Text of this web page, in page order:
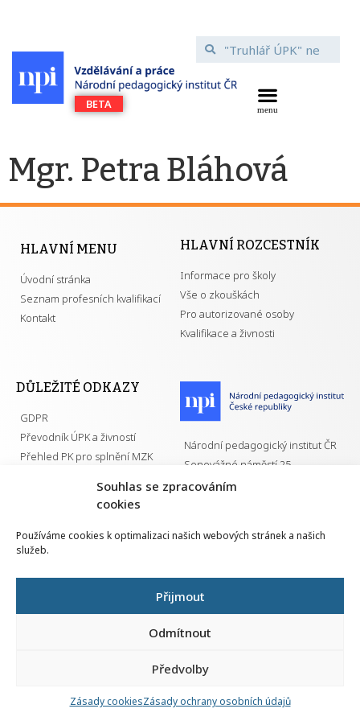
Souhlas se zpracováním
cookies
Používáme cookies k optimalizaci našich webových stránek a našich
služeb.
Přijmout
Odmítnout
Předvolby
Zásady cookiesZásady ochrany osobních údajů
Mgr. Petra Bláhová
HLAVNÍ MENU
Úvodní stránka
Seznam profesních kvalifikací
Kontakt
HLAVNÍ ROZCESTNÍK
Informace pro školy
Vše o zkouškách
Pro autorizované osoby
Kvalifikace a živnosti
DŮLEŽITÉ ODKAZY
GDPR
Převodník ÚPK a živností
Přehled PK pro splnění MZK
Národní pedagogický institut ČR
Senovážné náměstí 25
110 00 Praha 1